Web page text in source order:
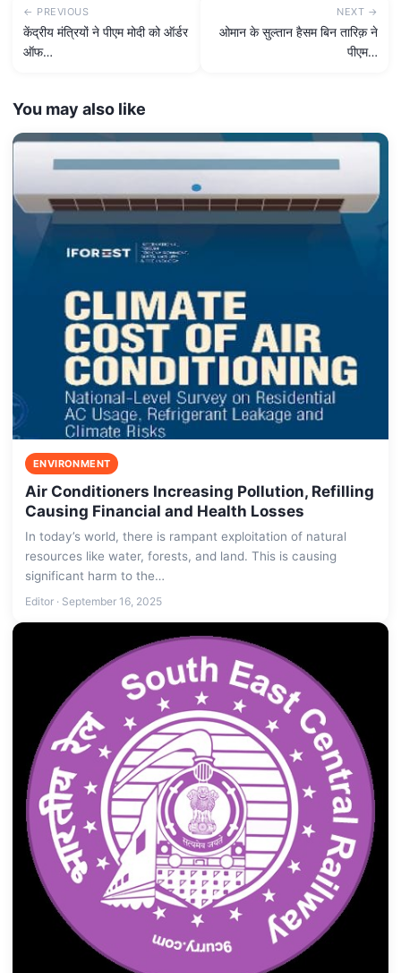
← PREVIOUS
केंद्रीय मंत्रियों ने पीएम मोदी को ऑर्डर
ऑफ…
NEXT →
ओमान के सुल्तान हैसम बिन तारिक़ ने
पीएम…
You may also like
ENVIRONMENT
Air Conditioners Increasing Pollution, Refilling
Causing Financial and Health Losses
In today’s world, there is rampant exploitation of natural
resources like water, forests, and land. This is causing
significant harm to the…
Editor · September 16, 2025